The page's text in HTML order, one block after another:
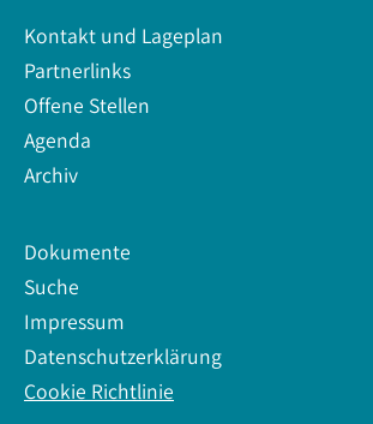
Kontakt und Lageplan
Partnerlinks
Offene Stellen
Agenda
Archiv
Dokumente
Suche
Impressum
Datenschutzerklärung
Cookie Richtlinie